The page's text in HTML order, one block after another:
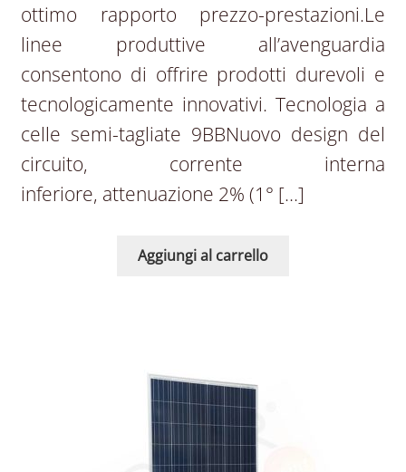
ottimo rapporto prezzo-prestazioni.Le
linee produttive all’avenguardia
consentono di offrire prodotti durevoli e
tecnologicamente innovativi. Tecnologia a
celle semi-tagliate 9BBNuovo design del
circuito, corrente interna
inferiore, attenuazione 2% (1° […]
Aggiungi al carrello